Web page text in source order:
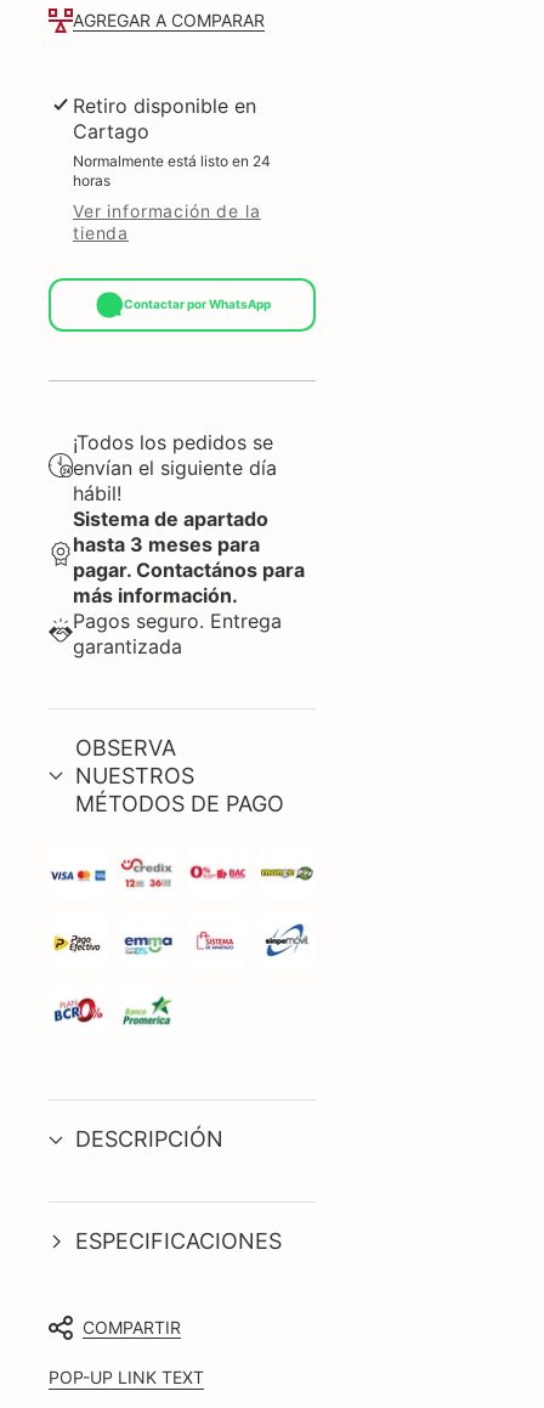
Decker
Ss0441-
AGREGAR A COMPARAR
Retiro disponible en
Cartago
Normalmente está listo en 24
horas
Ver información de la
tienda
Contactar por WhatsApp
¡Todos los pedidos se
envían el siguiente día
hábil!
Sistema de apartado
hasta 3 meses para
pagar. Contactános para
más información.
Pagos seguro. Entrega
garantizada
OBSERVA
NUESTROS
MÉTODOS DE PAGO
DESCRIPCIÓN
ESPECIFICACIONES
COMPARTIR
POP-UP LINK TEXT